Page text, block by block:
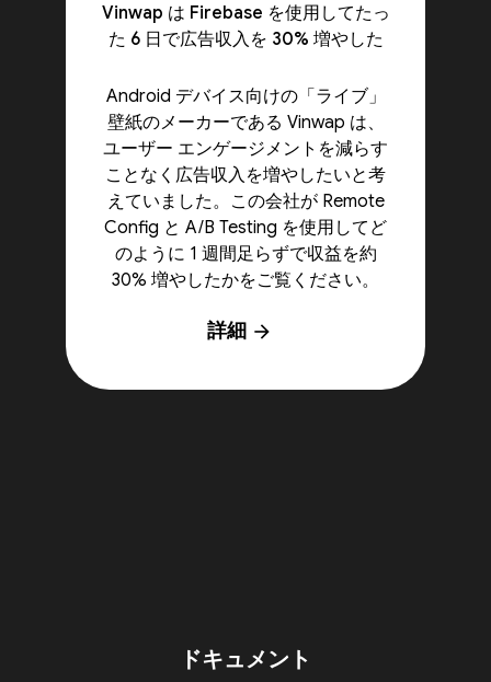
Vinwap は Firebase を使用してたっ
た 6 日で広告収入を 30% 増やした
Android デバイス向けの「ライブ」
壁紙のメーカーである Vinwap は、
ユーザー エンゲージメントを減らす
ことなく広告収入を増やしたいと考
えていました。この会社が Remote
Config と A/B Testing を使用してど
のように 1 週間足らずで収益を約
30% 増やしたかをご覧ください。
詳細 arrow_forward
ドキュメント